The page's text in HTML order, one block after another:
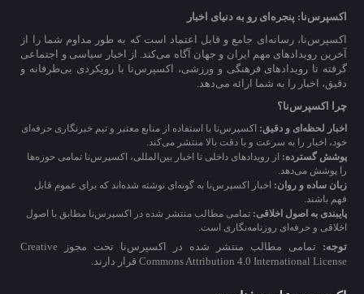
اکسپرس‌نا: پنجره‌ای رو به دنیای اخبار
اکسپرس‌نا، رسانه‌ای جامع و قابل اعتماد است که به طور مداوم شما را از
آخرین رویدادهای مهم ایران و جهان آگاه می‌کند. از اخبار سیاسی و اجتماعی
گرفته تا رویدادهای فرهنگی و ورزشی، اکسپرس‌نا با رویکردی بی‌طرفانه و
دقیق، اخبار را به شما ارائه می‌دهد.
چرا اکسپرس‌نا؟
اخبار لحظه‌ای و دقیق: اکسپرس‌نا با استفاده از منابع معتبر و تیم خبرنگاری حرفه‌ای
خود، اخبار را به سرعت و با دقت بالا منتشر می‌کند.
پوشش گسترده: از رویدادهای داخلی تا اخبار بین‌المللی، اکسپرس‌نا تمامی حوزه‌ها
را پوشش می‌دهد.
زبان ساده و روان: اخبار اکسپرس‌نا به گونه‌ای نوشته شده‌اند که برای عموم قابل
فهم باشند.
پایبندی به اصول اخلاقی: تمامی مطالب منتشر شده در اکسپرس‌نا مطابق با اصول
اخلاقی و حرفه‌ای روزنامه‌نگاری است.
توجه:
تمامی مطالب منتشر شده در اکسپرس‌نا تحت مجوز Creative
Commons Attribution 4.0 International License قرار دارند.